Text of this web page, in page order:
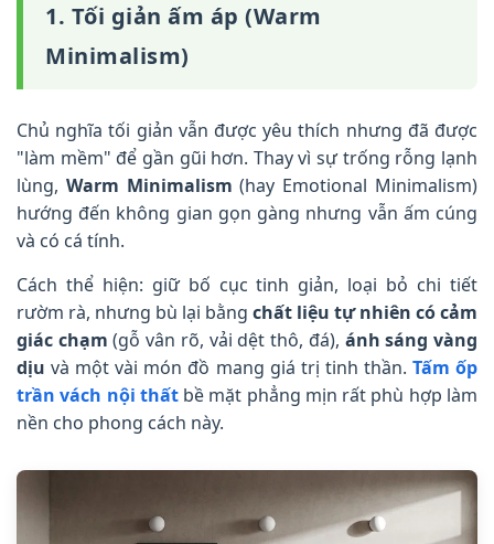
1. Tối giản ấm áp (Warm
Minimalism)
Chủ nghĩa tối giản vẫn được yêu thích nhưng đã được
"làm mềm" để gần gũi hơn. Thay vì sự trống rỗng lạnh
lùng, Warm Minimalism (hay Emotional Minimalism)
hướng đến không gian gọn gàng nhưng vẫn ấm cúng
và có cá tính.
Cách thể hiện: giữ bố cục tinh giản, loại bỏ chi tiết
rườm rà, nhưng bù lại bằng chất liệu tự nhiên có cảm
giác chạm (gỗ vân rõ, vải dệt thô, đá), ánh sáng vàng
dịu và một vài món đồ mang giá trị tinh thần. Tấm ốp
trần vách nội thấtbề mặt phẳng mịn rất phù hợp làm
nền cho phong cách này.